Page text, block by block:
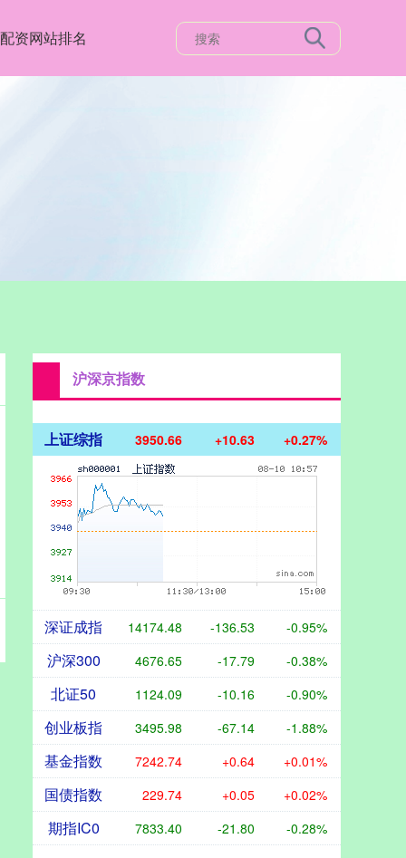
配资网站排名
沪深京指数
上证综指 3950.66 +10.63 +0.27%
深证成指 14174.48 -136.53 -0.95%
沪深300 4676.65 -17.79 -0.38%
北证50 1124.09 -10.16 -0.90%
创业板指 3495.98 -67.14 -1.88%
基金指数 7242.74 +0.64 +0.01%
国债指数 229.74 +0.05 +0.02%
期指IC0 7833.40 -21.80 -0.28%